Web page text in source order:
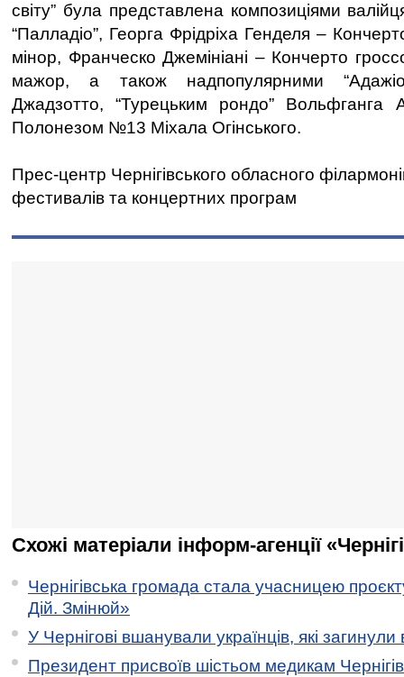
світу” була представлена композиціями
“Палладіо”, Георга Фрідріха Генделя –
мінор, Франческо Джемініані – Кончерто
мажор, а також надпопулярними
Джадзотто, “Турецьким рондо”
Полонезом №13 Міхала Огінського.
Прес-центр Чернігівського обласного
фестивалів та концертних програм
Схожі матеріали інформ-агенції
Чернігівська громада стала учасницею
Дій. Змінюй»
У Чернігові вшанували українців, які загинули
Президент присвоїв шістьом медикам